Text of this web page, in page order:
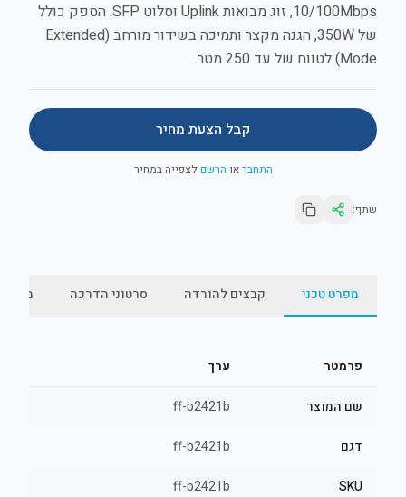
10/100Mbps, זוג מבואות Uplink וסלוט SFP. הספק כולל
של 350W, הגנה מקצר ותמיכה בשידור מורחב (Extended
Mode) לטווח של עד 250 מטר.
קבל הצעת מחיר
התחבראו הרשםלצפייה במחיר
שתף:
מפרט טכני קבצים להורדה סרטוני הדרכה
פרמטר ערך
שם המוצר ff-b2421b
דגם ff-b2421b
SKU
ff-b2421b